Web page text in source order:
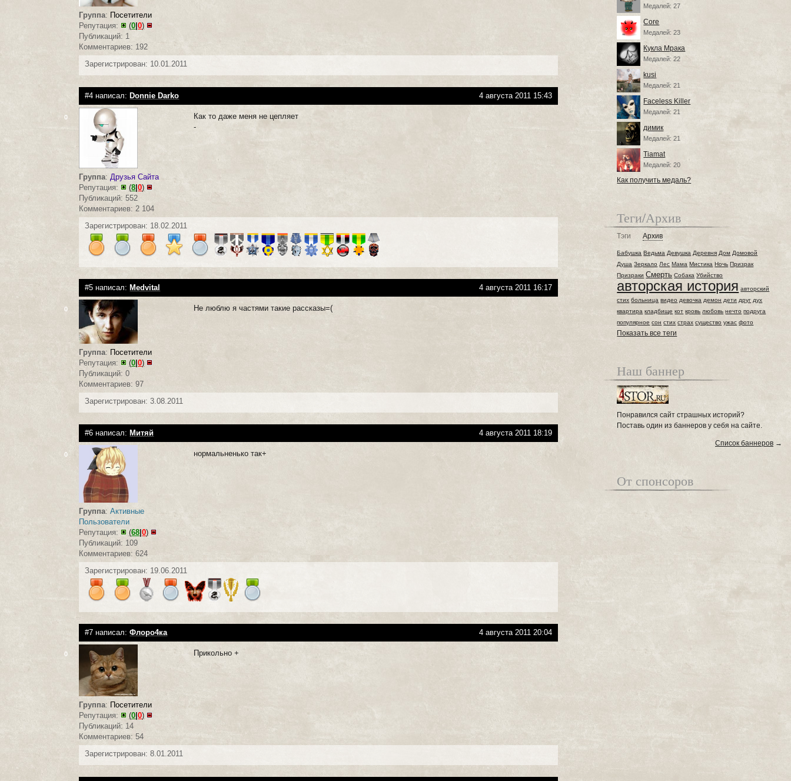
Группа: Посетители
Репутация:
(0 |0)
Публикаций: 1
Комментариев: 192
Зарегистрирован: 10.01.2011
#4 написал: Donnie Darko 4 августа 2011 15:43
0
Группа: Друзья Сайта
Репутация:
(8|0)
Публикаций: 552
Комментариев: 2 104
Как то даже меня не цепляет
-
Зарегистрирован: 18.02.2011
#5 написал:Medvital 4 августа 2011 16:17
0
Группа: Посетители
Репутация:
(0|0)
Публикаций: 0
Комментариев: 97
Не люблю я частями такие рассказы=(
Зарегистрирован: 3.08.2011
#6 написал:Митяй 4 августа 2011 18:19
0
Группа:Активные
Пользователи
Репутация:
(68 |0)
Публикаций: 109
Комментариев: 624
нормальненько так+
Зарегистрирован: 19.06.2011
#7 написал:Флоро4ка 4 августа 2011 20:04
0
Группа: Посетители
Репутация:
(0|0)
Публикаций: 14
Комментариев: 54
Прикольно +
Зарегистрирован: 8.01.2011
Медалей: 27
Core
Медалей: 23
Кукла Мрака
Медалей: 22
kusi
Медалей: 21
Faceless Killer
Медалей: 21
димик
Медалей: 21
Tiamat
Медалей: 20
Как получить медаль?
Теги/Архив
Тэги Архив
Бабушка Ведьма Девушка Деревня Дом Домовой
Душа Зеркало Лес Мама Мистика Ночь Призрак
Призраки Смерть Собака Убийство
авторская история авторский
стих больница видео девочка демон дети друг дух
квартира кладбище кот кровь любовь нечто подруга
популярное сон стих страх существо ужас фото
Показать все теги
Наш баннер
Понравился сайт страшных историй?
Поставь один из баннеров у себя на сайте.
Список баннеров →
От спонсоров